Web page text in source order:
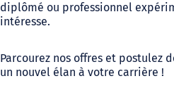
diplômé ou professionnel
intéresse.
Parcourez nos offres et postulez
un nouvel élan à votre carrière !